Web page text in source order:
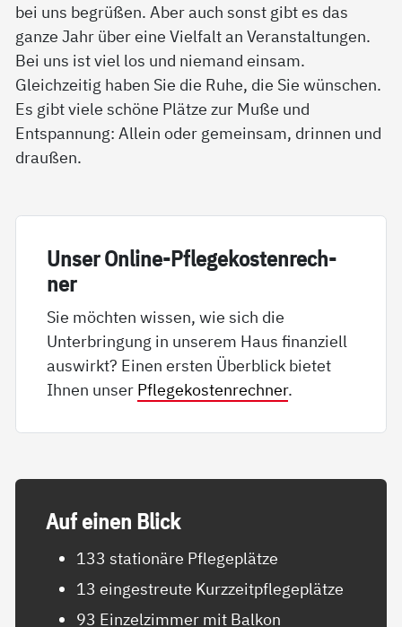
bei uns begrüßen. Aber auch sonst gibt es das
ganze Jahr über eine Vielfalt an Veranstaltungen.
Bei uns ist viel los und niemand einsam.
Gleichzeitig haben Sie die Ruhe, die Sie wünschen.
Es gibt viele schöne Plätze zur Muße und
Entspannung: Allein oder gemeinsam, drinnen und
draußen.
Un­ser On­li­ne-Pf­le­ge­kos­ten­rech­
ner
Sie möchten wissen, wie sich die
Unterbringung in unserem Haus finanziell
auswirkt? Einen ersten Überblick bietet
Ihnen unser Pflegekostenrechner.
Auf ei­nen Blick
133 stationäre Pflegeplätze
13 eingestreute Kurzzeitpflegeplätze
93 Einzelzimmer mit Balkon